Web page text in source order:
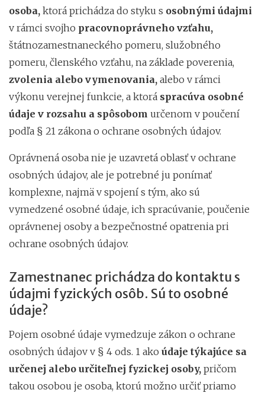
osoba, ktorá prichádza do styku s osobnými údajmi
v rámci svojho pracovnoprávneho vzťahu,
štátnozamestnaneckého pomeru, služobného
pomeru, členského vzťahu, na základe poverenia,
zvolenia alebo vymenovania, alebo v rámci
výkonu verejnej funkcie, a ktorá spracúva osobné
údaje v rozsahu a spôsobom určenom v poučení
podľa § 21 zákona o ochrane osobných údajov.
Oprávnená osoba nie je uzavretá oblasť v ochrane
osobných údajov, ale je potrebné ju ponímať
komplexne, najmä v spojení s tým, ako sú
vymedzené osobné údaje, ich spracúvanie, poučenie
oprávnenej osoby a bezpečnostné opatrenia pri
ochrane osobných údajov.
Zamestnanec prichádza do kontaktu s
údajmi fyzických osôb. Sú to osobné
údaje?
Pojem osobné údaje vymedzuje zákon o ochrane
osobných údajov v § 4 ods. 1 ako údaje týkajúce sa
určenej alebo určiteľnej fyzickej osoby, pričom
takou osobou je osoba, ktorú možno určiť priamo